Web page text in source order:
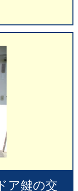
ア鍵の交